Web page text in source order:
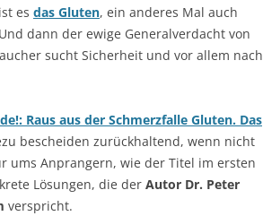
es das Gluten, ein anderes Mal auch
dann der ewige Generalverdacht von
sucht Sicherheit und vor allem nach
Raus aus der Schmerzfalle Gluten. Das
bescheiden zurückhaltend, wenn nicht
ums Anprangern, wie der Titel im ersten
Lösungen, die der Autor Dr. Peter
verspricht.